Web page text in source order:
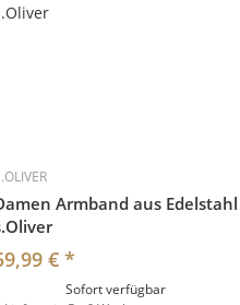
Armband aus Edelstahl
€ *
Sofort verfügbar